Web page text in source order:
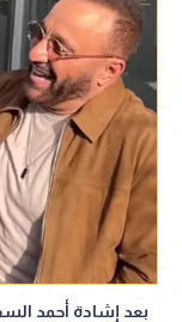
بعد إشادة أحمد